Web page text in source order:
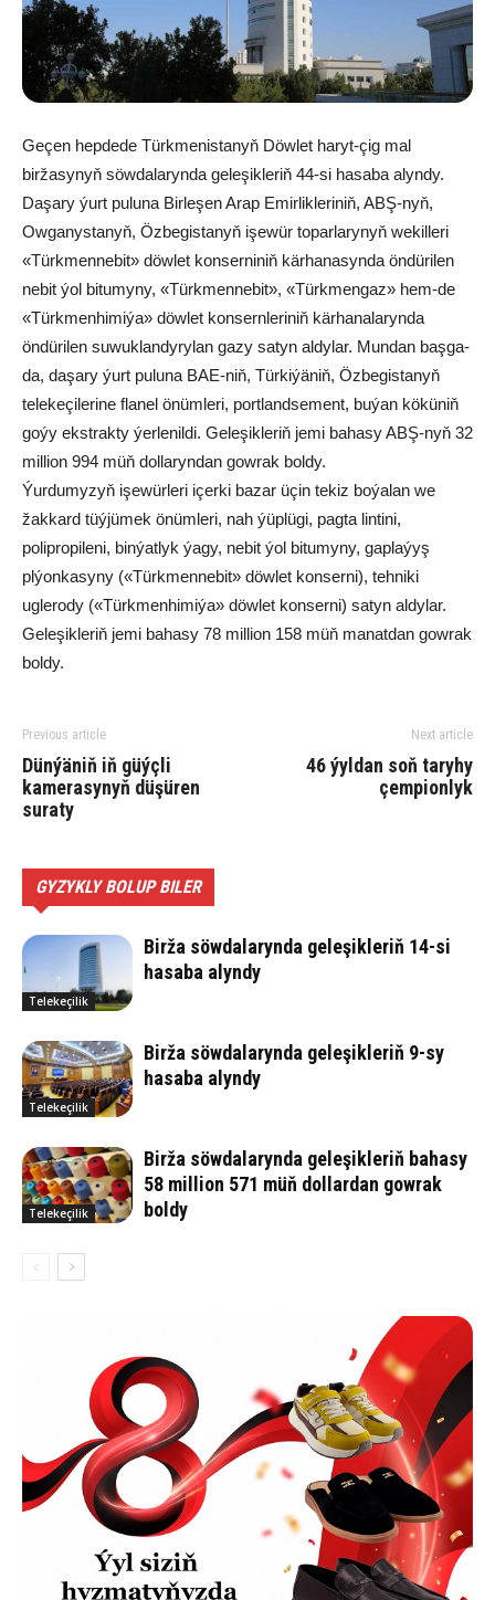
Geçen hepdede Türkmenistanyň Döwlet haryt-çig mal
biržasynyň söwdalarynda geleşikleriň 44-si hasaba alyndy.
Daşary ýurt puluna Birleşen Arap Emirlikleriniň, ABŞ-nyň,
Owganystanyň, Özbegistanyň işewür toparlarynyň wekilleri
«Türkmennebit» döwlet konserniniň kärhanasynda öndürilen
nebit ýol bitumyny, «Türkmennebit», «Türkmengaz» hem-de
«Türkmenhimiýa» döwlet konsernleriniň kärhanalarynda
öndürilen suwuklandyrylan gazy satyn aldylar. Mundan başga-
da, daşary ýurt puluna BAE-niň, Türkiýäniň, Özbegistanyň
telekeçilerine flanel önümleri, portlandsement, buýan köküniň
goýy ekstrakty ýerlenildi. Geleşikleriň jemi bahasy ABŞ-nyň 32
million 994 müň dollaryndan gowrak boldy.
Ýurdumyzyň işewürleri içerki bazar üçin tekiz boýalan we
žakkard tüýjümek önümleri, nah ýüplügi, pagta lintini,
polipropileni, binýatlyk ýagy, nebit ýol bitumyny, gaplaýyş
plýonkasyny («Türkmennebit» döwlet konserni), tehniki
uglerody («Türkmenhimiýa» döwlet konserni) satyn aldylar.
Geleşikleriň jemi bahasy 78 million 158 müň manatdan gowrak
boldy.
Previous article
Dünýäniň iň güýçli
kamerasynyň düşüren
suraty
Next article
46 ýyldan soň taryhy
çempionlyk
GYZYKLY BOLUP BILER
Telekeçilik
Birža söwdalarynda geleşikleriň 14-si
hasaba alyndy
Telekeçilik
Birža söwdalarynda geleşikleriň 9-sy
hasaba alyndy
Telekeçilik
Birža söwdalarynda geleşikleriň bahasy
58 million 571 müň dollardan gowrak
boldy